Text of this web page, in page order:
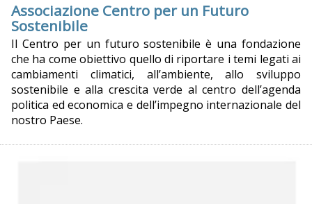
Associazione Centro per un Futuro
Sostenibile
Il Centro per un futuro sostenibile è una fondazione
che ha come obiettivo quello di riportare i temi legati ai
cambiamenti climatici, all’ambiente, allo sviluppo
sostenibile e alla crescita verde al centro dell’agenda
politica ed economica e dell’impegno internazionale del
nostro Paese.